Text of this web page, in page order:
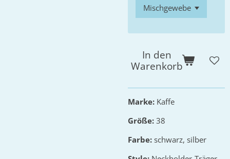
In den
Warenkorb
Marke: Kaffe
Größe: 38
Farbe: schwarz, silber